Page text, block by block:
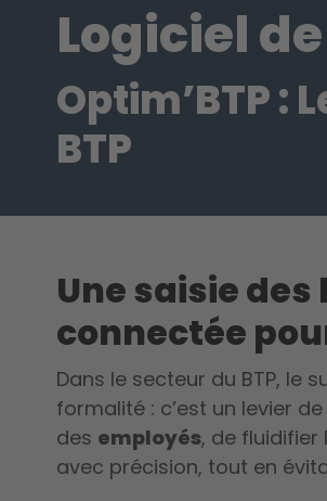
Logiciel
Optim’BTP :
BTP
Une saisie
connectée
Dans le secteur du BTP, le
formalité : c’est un levier
des employés, de fluidifier
avec précision, tout en